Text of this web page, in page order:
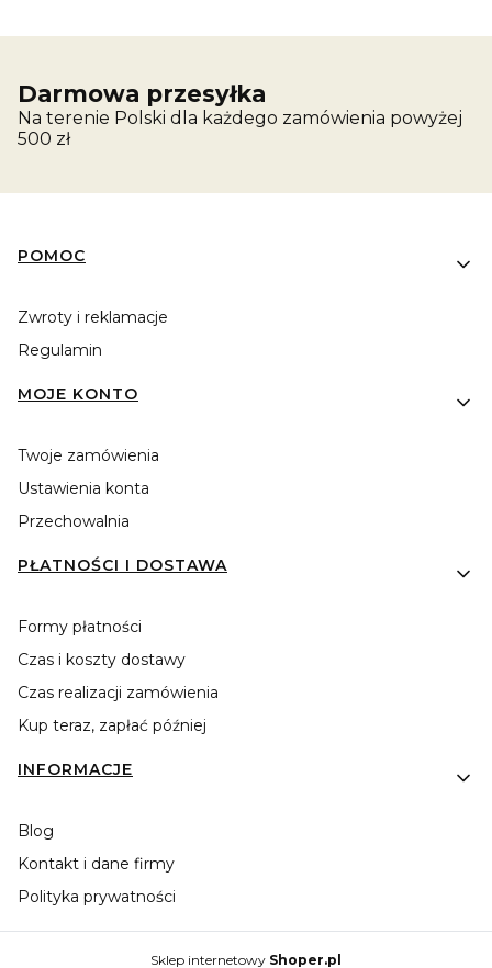
Darmowa przesyłka
Na terenie Polski dla każdego zamówienia powyżej
500 zł
Linki w stopce
POMOC
Zwroty i reklamacje
Regulamin
MOJE KONTO
Twoje zamówienia
Ustawienia konta
Przechowalnia
PŁATNOŚCI I DOSTAWA
Formy płatności
Czas i koszty dostawy
Czas realizacji zamówienia
Kup teraz, zapłać później
INFORMACJE
Blog
Kontakt i dane firmy
Polityka prywatności
Sklep internetowy Shoper.pl